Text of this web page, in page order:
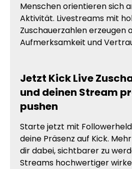
Menschen orientieren sich
Aktivität. Livestreams mit
Zuschauerzahlen erzeugen
Aufmerksamkeit und
Jetzt Kick Live
und deinen Stream
pushen
Starte jetzt mit
deine Präsenz auf Kick.
dir dabei, sichtbarer zu
Streams hochwertiger